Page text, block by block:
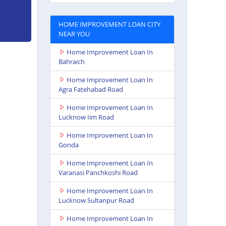
HOME IMPROVEMENT LOAN CITY
NEAR YOU
Home Improvement Loan In
Bahraich
Home Improvement Loan In
Agra Fatehabad Road
Home Improvement Loan In
Lucknow Iim Road
Home Improvement Loan In
Gonda
Home Improvement Loan In
Varanasi Panchkoshi Road
Home Improvement Loan In
Lucknow Sultanpur Road
Home Improvement Loan In